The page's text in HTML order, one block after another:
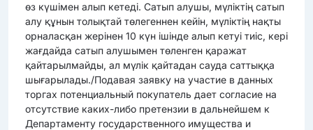
өз күшімен алып кетеді. Сатып алушы, мүліктің сатып
алу құнын толықтай төлегеннен кейін, мүліктің нақты
орналасқан жерінен 10 күн ішінде алып кетуі тиіс, кері
жағдайда сатып алушымен төленген қаражат
қайтарылмайды, ал мүлік қайтадан сауда саттыққа
шығарылады./Подавая заявку на участие в данных
торгах потенциальный покупатель дает согласие на
отсутствие каких-либо претензии в дальнейшем к
Департаменту государственного имущества и